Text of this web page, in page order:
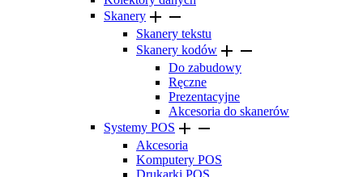
Skanery  
Skanery tekstu
Skanery kodów  
Do zabudowy
Ręczne
Prezentacyjne
Akcesoria do skanerów
Systemy POS  
Akcesoria
Komputery POS
Drukarki POS